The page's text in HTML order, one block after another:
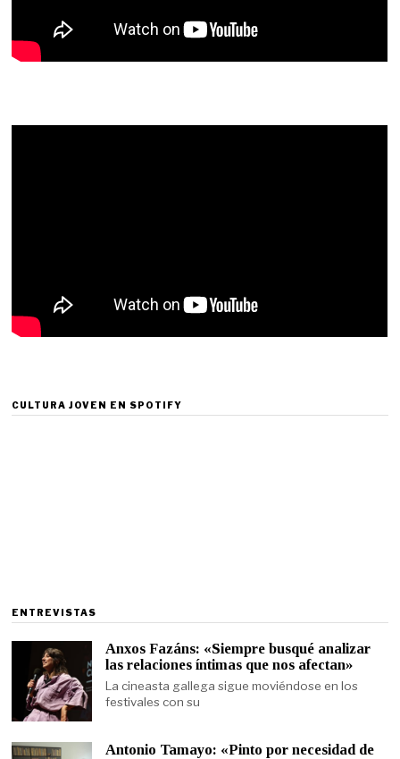
CULTURA JOVEN EN SPOTIFY
ENTREVISTAS
Anxos Fazáns: «Siempre busqué analizar
las relaciones íntimas que nos afectan»
La cineasta gallega sigue moviéndose en los
festivales con su
Antonio Tamayo: «Pinto por necesidad de